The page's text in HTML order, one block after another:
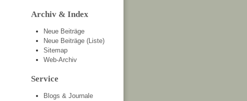
Archiv & Index
Neue Beiträge
Neue Beiträge (Liste)
Sitemap
Web-Archiv
Service
Blogs & Journale